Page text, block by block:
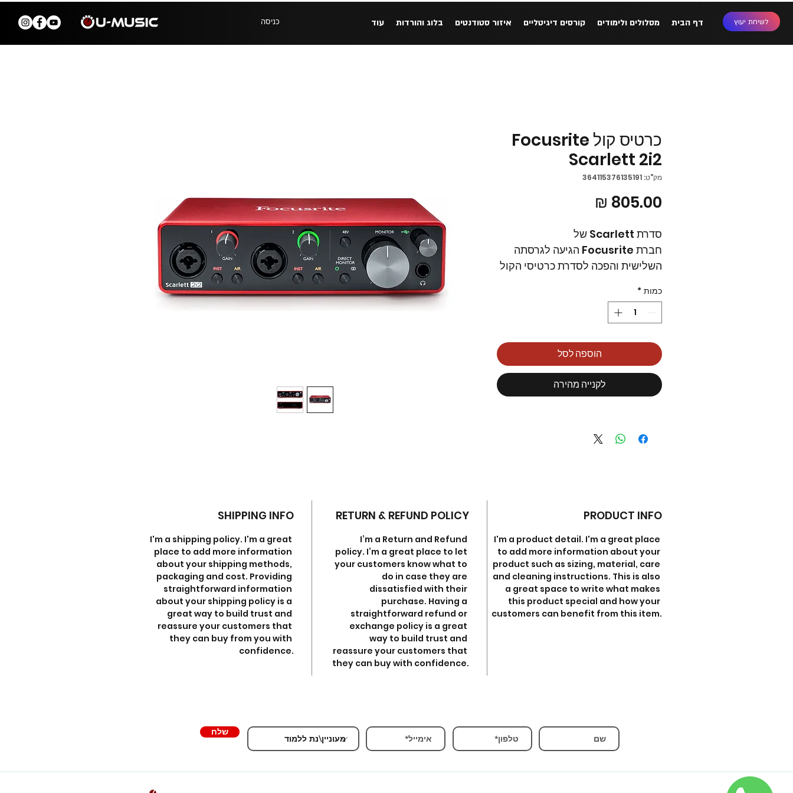
כניסה דף הבית מסלולים ולימודים קורסים דיגיטליים איזור סטודנטים בלוג והורדות עוד לשיחת יעוץ
כרטיס קול Focusrite
Scarlett 2i2
מק"ט: 364115376135191
סדרת Scarlett של
חברת Focusrite הגיעה לגרסתה
השלישית והפכה לסדרת כרטיסי הקול
מצוין (-הנמכר ביותר בעולם!), השני
מפיקים ניידים, זמרים יוצרים ולאלה
שרוצים כרטיס קול קומפקטי ואיכותי.
כמות *
הוספה לסל
לקנייה מהירה
PRODUCT INFO
I'm a product detail. I'm a great place
to add more information about your
product such as sizing, material, care
and cleaning instructions. This is also
a great space to write what makes
this product special and how your
customers can benefit from this item.
RETURN & REFUND POLICY
I’m a Return and Refund
policy. I’m a great place to let
your customers know what to
do in case they are
dissatisfied with their
purchase. Having a
straightforward refund or
exchange policy is a great
way to build trust and
reassure your customers that
they can buy with confidence.
SHIPPING INFO
I'm a shipping policy. I'm a great
place to add more information
about your shipping methods,
packaging and cost. Providing
straightforward information
about your shipping policy is a
great way to build trust and
reassure your customers that
they can buy from you with
confidence.
שלח